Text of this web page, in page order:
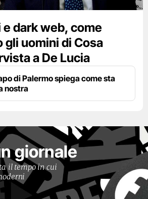
dark web, come
gli uomini di Cosa
a De Lucia
di Palermo spiega come sta
nostra
giornale
il tempo in cui